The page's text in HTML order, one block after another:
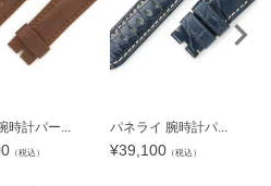
時計パー...
（税込）
パネライ 腕時計パ...
¥39,100 （税込）